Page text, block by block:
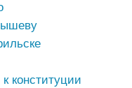
конституции